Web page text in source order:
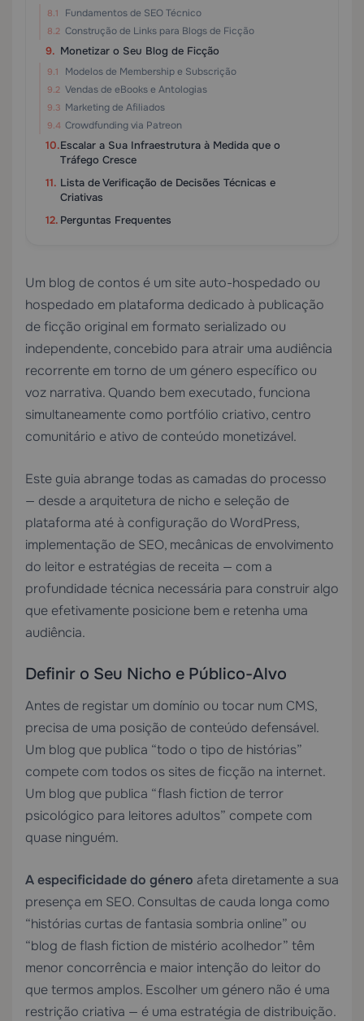
Fundamentos de SEO Técnico
Construção de Links para Blogs de Ficção
Monetizar o Seu Blog de Ficção
Modelos de Membership e Subscrição
Vendas de eBooks e Antologias
Marketing de Afiliados
Crowdfunding via Patreon
Escalar a Sua Infraestrutura à Medida que o
Tráfego Cresce
Lista de Verificação de Decisões Técnicas e
Criativas
Perguntas Frequentes
Um blog de contos é um site auto-hospedado ou
hospedado em plataforma dedicado à publicação
de ficção original em formato serializado ou
independente, concebido para atrair uma audiência
recorrente em torno de um género específico ou
voz narrativa. Quando bem executado, funciona
simultaneamente como portfólio criativo, centro
comunitário e ativo de conteúdo monetizável.
Este guia abrange todas as camadas do processo
— desde a arquitetura de nicho e seleção de
plataforma até à configuração do WordPress,
implementação de SEO, mecânicas de envolvimento
do leitor e estratégias de receita — com a
profundidade técnica necessária para construir algo
que efetivamente posicione bem e retenha uma
audiência.
Definir o Seu Nicho e Público-Alvo
Antes de registar um domínio ou tocar num CMS,
precisa de uma posição de conteúdo defensável.
Um blog que publica “todo o tipo de histórias”
compete com todos os sites de ficção na internet.
Um blog que publica “flash fiction de terror
psicológico para leitores adultos” compete com
quase ninguém.
A especificidade do género afeta diretamente a sua
presença em SEO. Consultas de cauda longa como
“histórias curtas de fantasia sombria online” ou
“blog de flash fiction de mistério acolhedor” têm
menor concorrência e maior intenção do leitor do
que termos amplos. Escolher um género não é uma
restrição criativa — é uma estratégia de distribuição.